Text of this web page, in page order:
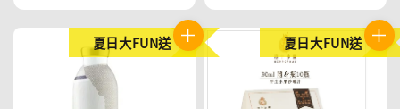
夏日大FUN送 夏日大FUN送